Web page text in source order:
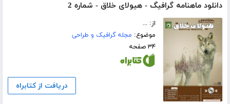
دانلود ماهنامه گرافیگ - هیولای خلاق - شماره 2
از: ...
موضوع: مجله گرافیک و طراحی
۳۴ صفحه
دریافت از کتابراه